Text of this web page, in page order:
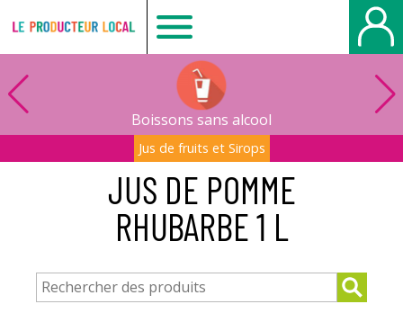
Le
producteur
local
-
Le
Havre
Boissons sans alcool
Jus de fruits et Sirops
JUS DE POMME
RHUBARBE 1 L